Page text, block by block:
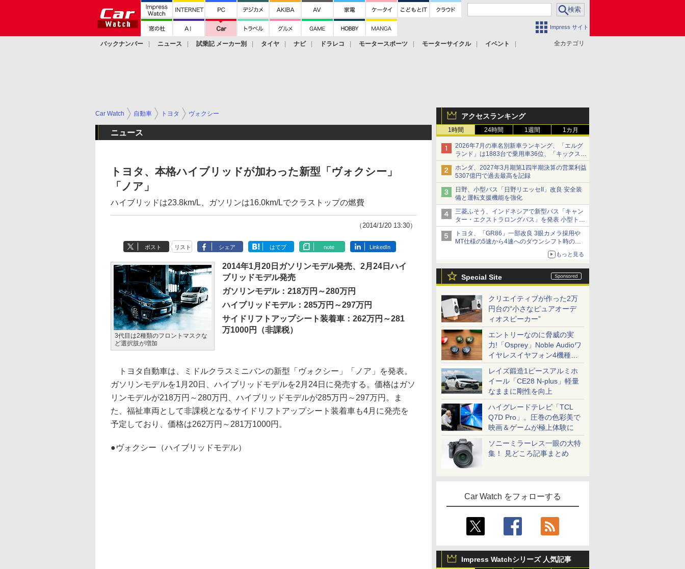
Impress サイト
全カテゴリ
バックナンバー ニュース 試乗記 メーカー別 タイヤ ナビ ドラレコ モータースポーツ モーターサイクル
イベント
アクセスランキング
1時間 24時間 1週間 1カ月
2026年7月の車名別新車ランキング、「エルグ
ランド」は1883台で乗用車36位、「キックス」
は2591台で27位に
ホンダ、2027年3月期第1四半期決算の営業利益
5307億円で過去最高を記録
日野、小型バス「日野リエッセII」改良 安全装
備と運転支援機能を強化
三菱ふそう、インドネシアで新型バス「キャン
ター・エクストラロングバス」を発表 小型トラ
ックベースの観光・旅客輸送向けバス
トヨタ、「GR86」一部改良 3眼カメラ採用や
MT仕様の5速から4速へのダウンシフト時の操
もっと見る
Special Site
クリエイティブが作った2万
円台の“小さなピュアオーデ
ィオスピーカー”
エントリーなのに脅威の実
力!「Osprey」Noble Audioワ
イヤレスイヤフォン4機種を
一気に聴く
レイズ鍛造1ピースアルミホ
イール「CE28 N-plus」軽量
なままに剛性を向上
ハイグレードテレビ「TCL
Q7D Pro」。圧巻の色彩美で
映画＆ゲームが極上体験に
ソニーミラーレス一眼の大特
集！ 見どころ記事まとめ
Car Watch をフォローする
Impress Watchシリーズ 人気記事
Car Watch 自動車 トヨタ ヴォクシー
ニュース
トヨタ、本格ハイブリッドが加わった新型「ヴォクシー」
「ノア」
ハイブリッドは23.8km/L、ガソリンは16.0km/Lでクラストップの燃費
（2014/1/20 13:30）
ポスト リスト シェア はてブ note LinkedIn
3代目は2種類のフロントマスクな
ど選択肢が増加
2014年1月20日ガソリンモデル発売、2月24日ハイ
ブリッドモデル発売
ガソリンモデル：218万円～280万円
ハイブリッドモデル：285万円～297万円
サイドリフトアップシート装着車：262万円～281
万1000円（非課税）
トヨタ自動車は、ミドルクラスミニバンの新型「ヴォクシー」「ノア」を発表。
ガソリンモデルを1月20日、ハイブリッドモデルを2月24日に発売する。価格はガソ
リンモデルが218万円～280万円、ハイブリッドモデルが285万円～297万円。ま
た、福祉車両として非課税となるサイドリフトアップシート装着車も4月に発売を
予定しており、価格は262万円～281万1000円。
●ヴォクシー（ハイブリッドモデル）